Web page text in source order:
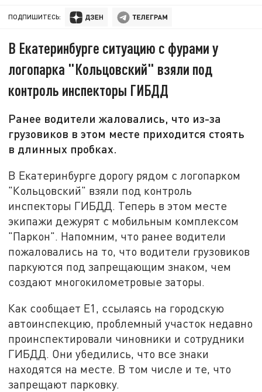
ПОДПИШИТЕСЬ:
В Екатеринбурге ситуацию с фурами у
логопарка "Кольцовский" взяли под
контроль инспекторы ГИБДД
Ранее водители жаловались, что из-за
грузовиков в этом месте приходится стоять
в длинных пробках.
В Екатеринбурге дорогу рядом с логопарком
"Кольцовский" взяли под контроль
инспекторы ГИБДД. Теперь в этом месте
экипажи дежурят с мобильным комплексом
"Паркон". Напомним, что ранее водители
пожаловались на то, что водители грузовиков
паркуются под запрещающим знаком, чем
создают многокилометровые заторы.
Как сообщает Е1, ссылаясь на городскую
автоинспекцию, проблемный участок недавно
проинспектировали чиновники и сотрудники
ГИБДД. Они убедились, что все знаки
находятся на месте. В том числе и те, что
запрещают парковку.